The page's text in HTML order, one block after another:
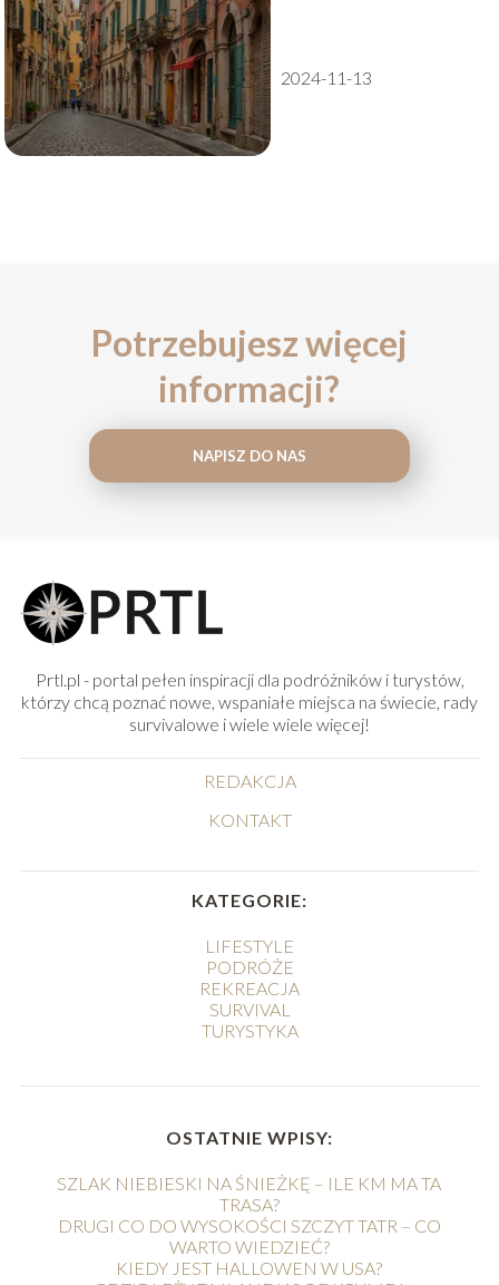
2024-11-13
Potrzebujesz więcej
informacji?
NAPISZ DO NAS
Prtl.pl - portal pełen inspiracji dla podróżników i turystów,
którzy chcą poznać nowe, wspaniałe miejsca na świecie, rady
survivalowe i wiele wiele więcej!
REDAKCJA
KONTAKT
KATEGORIE:
LIFESTYLE
PODRÓŻE
REKREACJA
SURVIVAL
TURYSTYKA
OSTATNIE WPISY:
SZLAK NIEBIESKI NA ŚNIEŻKĘ – ILE KM MA TA
TRASA?
DRUGI CO DO WYSOKOŚCI SZCZYT TATR – CO
WARTO WIEDZIEĆ?
KIEDY JEST HALLOWEN W USA?